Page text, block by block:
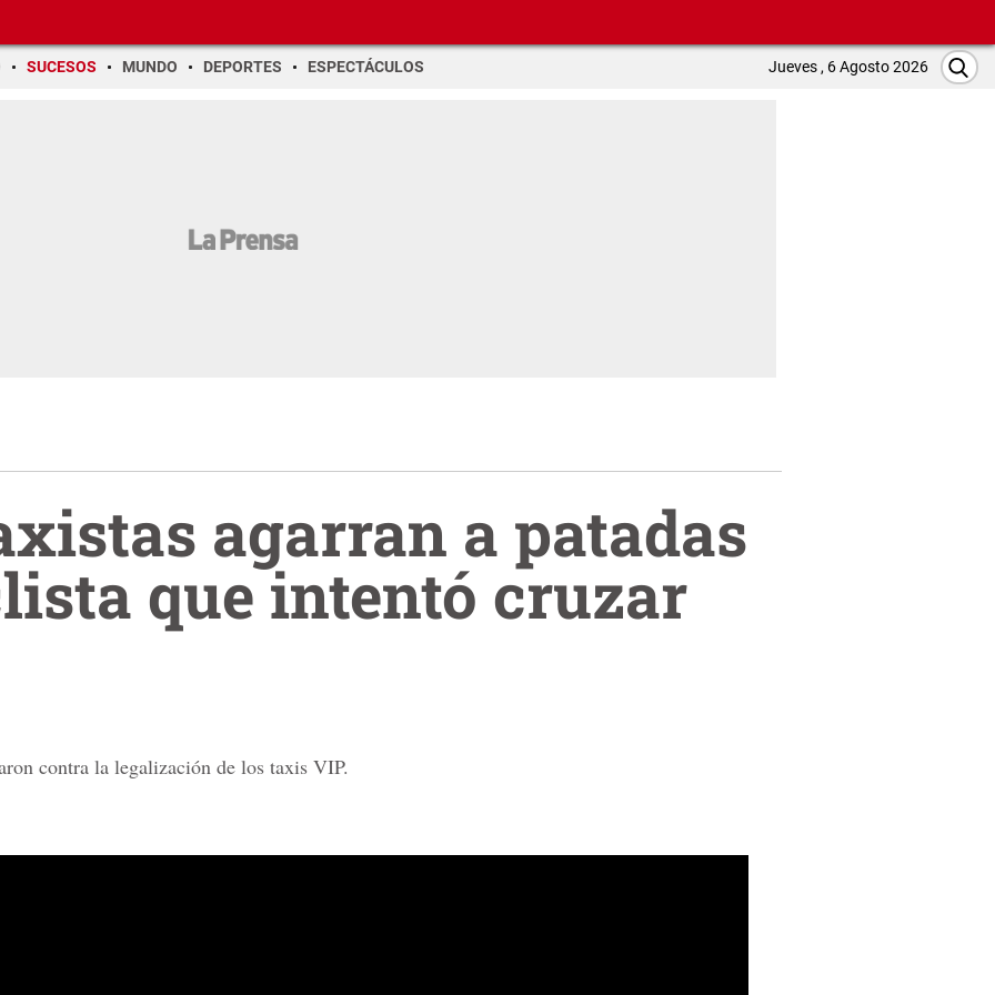
SUCESOS MUNDO DEPORTES ESPECTÁCULOS Jueves , 6 Agosto 2026
agarran a patadas
que intentó cruzar
contra la legalización de los taxis VIP.